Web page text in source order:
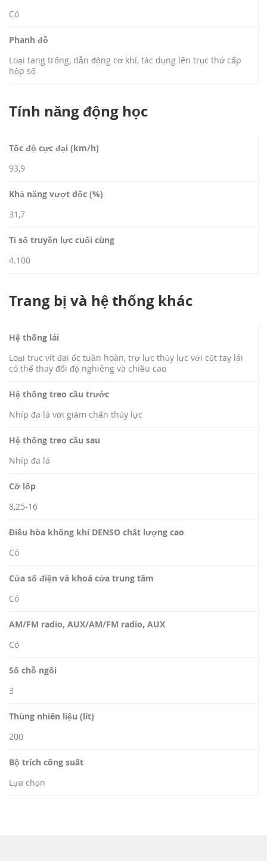
Có
Phanh đỗ
Loại tang trống, dẫn động cơ khí, tác dụng lên trục thứ cấp
hộp số
Tính năng động học
Tốc độ cực đại (km/h)
93,9
Khả năng vượt dốc (%)
31,7
Tỉ số truyền lực cuối cùng
4.100
Trang bị và hệ thống khác
Hệ thống lái
Loại trục vít đai ốc tuần hoàn, trợ lực thủy lực với cột tay lái
có thể thay đổi độ nghiêng và chiều cao
Hệ thống treo cầu trước
Nhíp đa lá với giảm chấn thủy lực
Hệ thống treo cầu sau
Nhíp đa lá
Cỡ lốp
8,25-16
Điều hòa không khí DENSO chất lượng cao
Có
Cửa sổ điện và khoá cửa trung tâm
Có
AM/FM radio, AUX/AM/FM radio, AUX
Có
Số chỗ ngồi
3
Thùng nhiên liệu (lít)
200
Bộ trích công suất
Lựa chọn